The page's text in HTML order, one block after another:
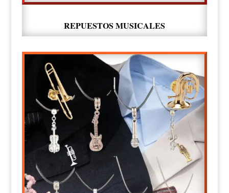
REPUESTOS MUSICALES